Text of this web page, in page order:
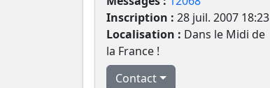
Inscription : 28 juil. 2007 18:23
Localisation : Dans le Midi de
la France !
Contact